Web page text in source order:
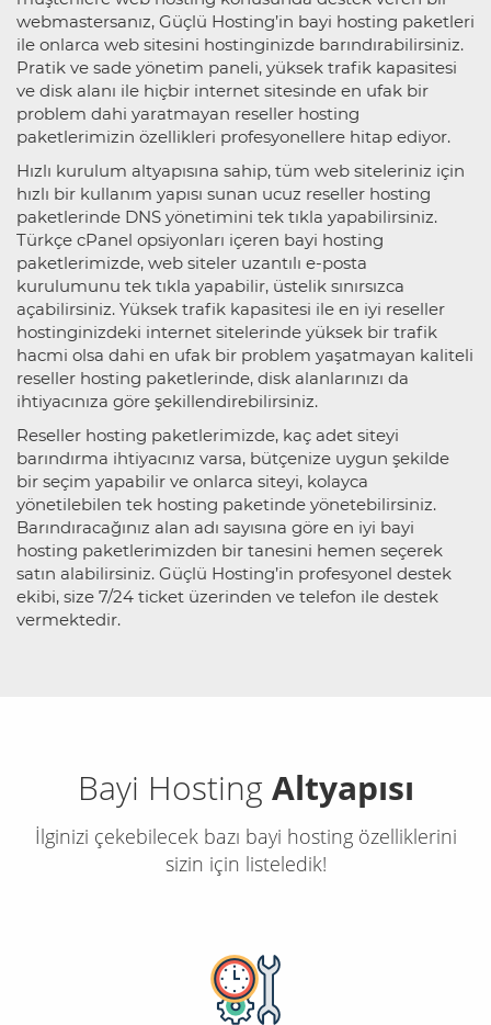
webmastersanız, Güçlü Hosting’in bayi hosting paketleri
ile onlarca web sitesini hostinginizde barındırabilirsiniz.
Pratik ve sade yönetim paneli, yüksek trafik kapasitesi
ve disk alanı ile hiçbir internet sitesinde en ufak bir
problem dahi yaratmayan reseller hosting
paketlerimizin özellikleri profesyonellere hitap ediyor.
Hızlı kurulum altyapısına sahip, tüm web siteleriniz için
hızlı bir kullanım yapısı sunan ucuz reseller hosting
paketlerinde DNS yönetimini tek tıkla yapabilirsiniz.
Türkçe cPanel opsiyonları içeren bayi hosting
paketlerimizde, web siteler uzantılı e-posta
kurulumunu tek tıkla yapabilir, üstelik sınırsızca
açabilirsiniz. Yüksek trafik kapasitesi ile en iyi reseller
hostinginizdeki internet sitelerinde yüksek bir trafik
hacmi olsa dahi en ufak bir problem yaşatmayan kaliteli
reseller hosting paketlerinde, disk alanlarınızı da
ihtiyacınıza göre şekillendirebilirsiniz.
Reseller hosting paketlerimizde, kaç adet siteyi
barındırma ihtiyacınız varsa, bütçenize uygun şekilde
bir seçim yapabilir ve onlarca siteyi, kolayca
yönetilebilen tek hosting paketinde yönetebilirsiniz.
Barındıracağınız alan adı sayısına göre en iyi bayi
hosting paketlerimizden bir tanesini hemen seçerek
satın alabilirsiniz. Güçlü Hosting’in profesyonel destek
ekibi, size 7/24 ticket üzerinden ve telefon ile destek
vermektedir.
Bayi Hosting Altyapısı
İlginizi çekebilecek bazı bayi hosting özelliklerini
sizin için listeledik!